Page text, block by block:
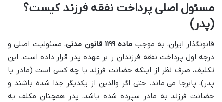
مسئول اصلی پرداخت نفقه فرزند کیست؟
(پدر)
قانونگذار ایران، به موجب ماده ۱۱۹۹ قانون مدنی
، مسئولیت اصلی و
درجه اول پرداخت نفقه فرزندان را بر عهده پدر قرار داده است. این
تکلیف، صرف نظر از اینکه حضانت فرزند با چه کسی است (مادر یا
پدر)، پابرجا می ماند. حتی اگر والدین از یکدیگر جدا شده باشند و
حضانت فرزند به مادر سپرده شده باشد، پدر همچنان مکلف به